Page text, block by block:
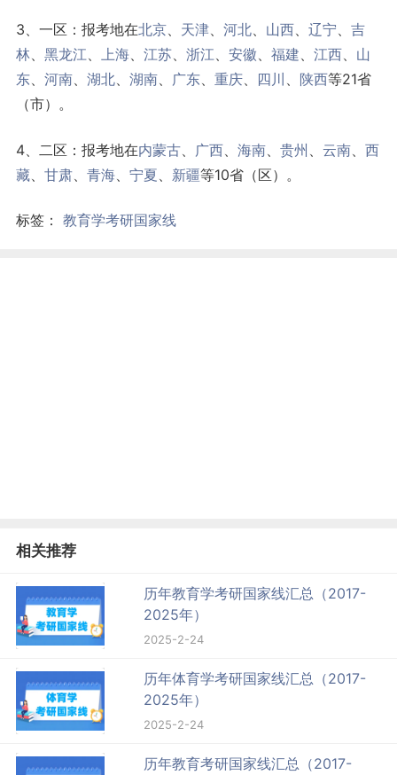
3、一区：报考地在北京、 天津、 河北、 山西、 辽宁、 吉
林、 黑龙江、 上海、 江苏、 浙江、 安徽、 福建、 江西、 山
东、 河南、 湖北、 湖南、 广东、 重庆、 四川 、 陕西等21省
（市）。
4、二区：报考地在内蒙古、 广西、 海南、 贵州 、 云南、 西
藏、 甘肃、 青海、 宁夏、 新疆等10省（区）。
标签： 教育学考研国家线
相关推荐
历年教育学考研国家线汇总（2017-
2025年）
2025-2-24
历年体育学考研国家线汇总（2017-
2025年）
2025-2-24
历年教育考研国家线汇总（2017-